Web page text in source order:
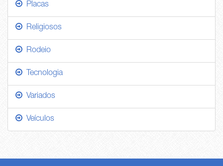
Placas
Religiosos
Rodeio
Tecnologia
Variados
Veículos